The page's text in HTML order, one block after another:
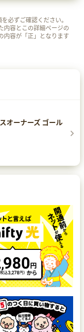
必ずご確認ください。
内容とこの詳細ページの
内容が「正」となります
オーナーズ ゴール